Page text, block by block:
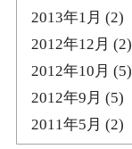
2013年1月 (2)
2012年12月 (2)
2012年10月 (5)
2012年9月 (5)
2011年5月 (2)